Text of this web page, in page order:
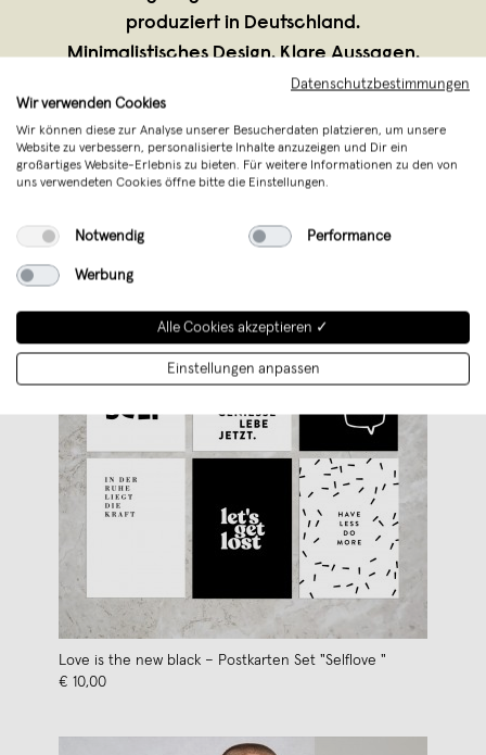
produziert in Deutschland.
Minimalistisches Design. Klare Aussagen.
Anlasskarten ohne Kitsch und Statement-
Cards ohne schlechte Schenkelklopfer.
Weiterlesen
Love is the new black – Postkarten Set "Selflove "
€ 10,00
Datenschutzbestimmungen
Wir verwenden Cookies
Wir können diese zur Analyse unserer Besucherdaten platzieren, um unsere
Website zu verbessern, personalisierte Inhalte anzuzeigen und Dir ein
großartiges Website-Erlebnis zu bieten. Für weitere Informationen zu den von
uns verwendeten Cookies öffne bitte die Einstellungen.
Notwendig Performance
Werbung
Alle Cookies akzeptieren ✓
Einstellungen anpassen